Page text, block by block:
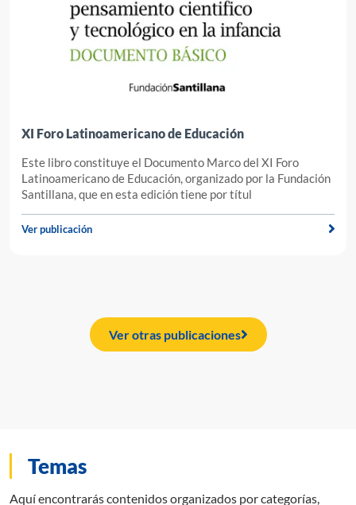
XI Foro Latinoamericano de Educación
Este libro constituye el Documento Marco del XI Foro
Latinoamericano de Educación, organizado por la Fundación
Santillana, que en esta edición tiene por títul
Ver publicación
Ver otras publicaciones
Temas
Aquí encontrarás contenidos organizados por categorías,